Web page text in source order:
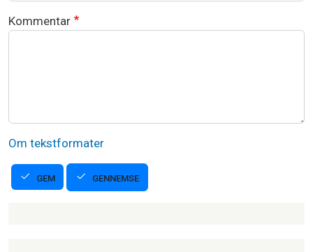
Kommentar
Om tekstformater
GEM GENNEMSE